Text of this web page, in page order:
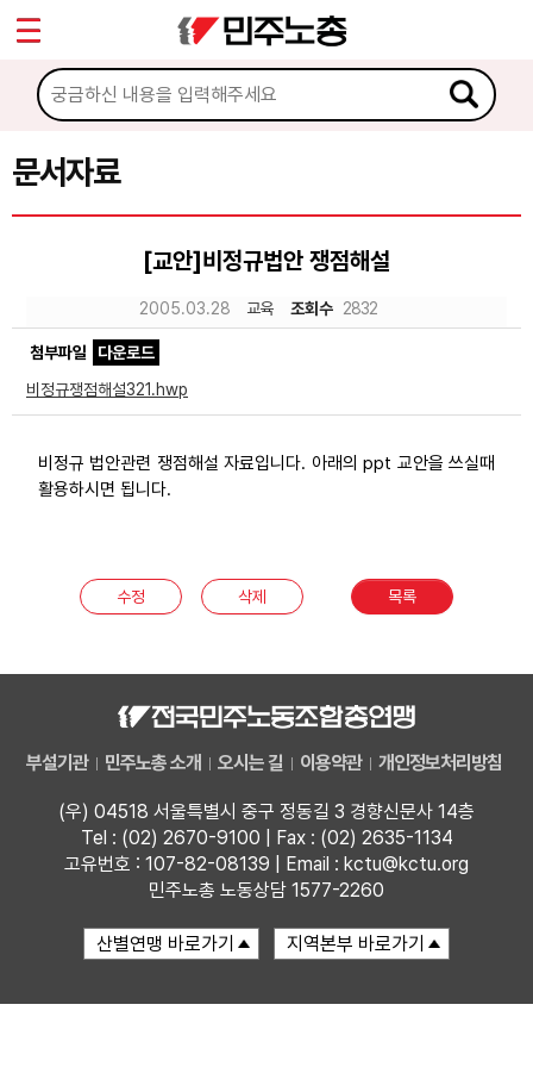
문서자료
[교안]비정규법안 쟁점해설
2005.03.28 교육 조회수 2832
첨부파일
다운로드
비정규쟁점해설321.hwp
비정규 법안관련 쟁점해설 자료입니다. 아래의 ppt 교안을 쓰실때
활용하시면 됩니다.
수정 삭제 목록
부설기관 민주노총 소개 오시는 길 이용약관 개인정보처리방침
(우) 04518 서울특별시 중구 정동길 3 경향신문사 14층
Tel : (02) 2670-9100 | Fax : (02) 2635-1134
고유번호 : 107-82-08139 | Email : kctu@kctu.org
민주노총 노동상담 1577-2260
마이페이지
소개
소식
문서자료
미디어자료
카드뉴스
Sketchbook5, 스케치북5
Sketchbook5, 스케치북5